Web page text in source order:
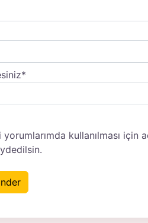
*
yorumlarımda kullanılması